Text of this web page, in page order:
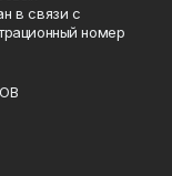
в связи с
номер